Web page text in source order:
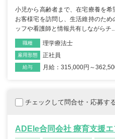
小児から高齢者まで、在宅療養を希
お客様宅を訪問し、生活維持のた
ッフや看護師と情報共有しながらチ
職種 理学療法士
雇用形態 正社員
給与 月給：315,000円～
チェックして問合せ・応募す
ADEle合同会社 療育支援